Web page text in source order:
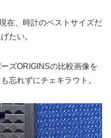
在、時計のベストサイズだ
たい。
ズORIGINSの比較画像を
忘れずにチェキラウト。